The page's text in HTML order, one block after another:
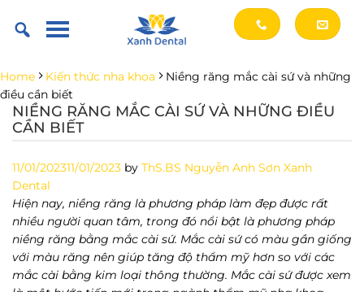
Home Kiến thức nha khoa Niềng răng mắc cài sứ và những
điều cần biết
NIỀNG RĂNG MẮC CÀI SỨ VÀ NHỮNG ĐIỀU
CẦN BIẾT
11/01/202311/01/2023 by ThS.BS Nguyễn Anh Sơn Xanh
Dental
Hiện nay, niềng răng là phương pháp làm đẹp được rất
nhiều người quan tâm, trong đó nổi bật là phương pháp
niềng răng bằng mắc cài sứ. Mắc cài sứ có màu gần giống
với màu răng nên giúp tăng độ thẩm mỹ hơn so với các
mắc cài bằng kim loại thông thường. Mắc cài sứ được xem